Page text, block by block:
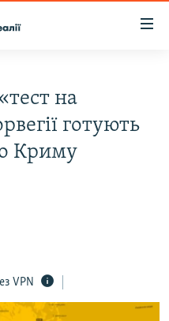
на
готують
Криму
VPN